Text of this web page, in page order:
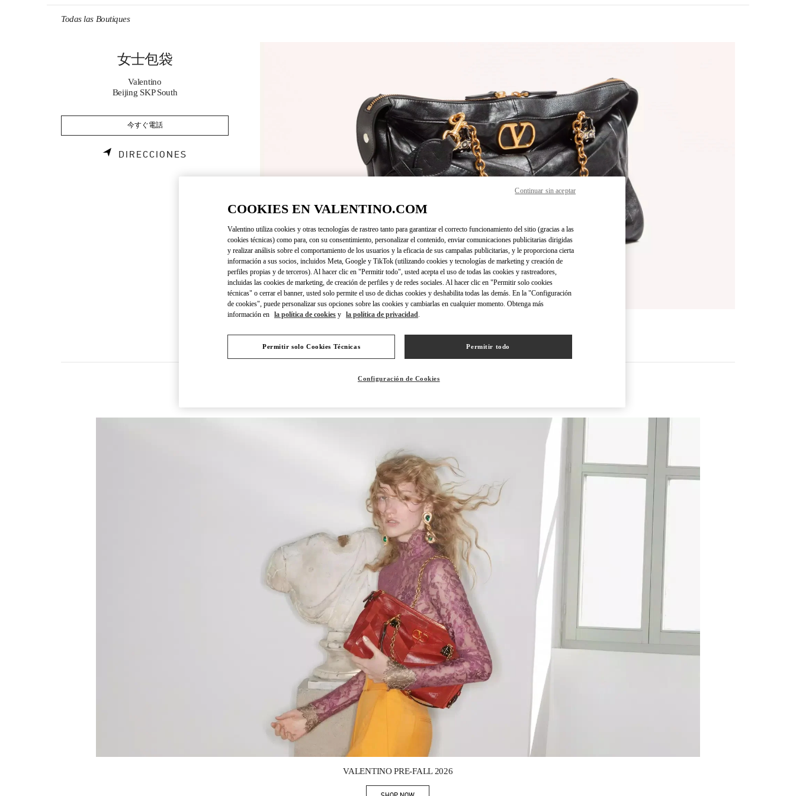
Todas las Boutiques
女士包袋
Valentino
Beijing SKP South
今すぐ電話
DIRECCIONES
Link Opens in New Tab
VALENTINO PRE-FALL 2026
COOKIES EN VALENTINO.COM
Valentino utiliza cookies y otras tecnologías de rastreo tanto para garantizar el correcto funcionamiento del sitio (gracias a las
cookies técnicas) como para, con su consentimiento, personalizar el contenido, enviar comunicaciones publicitarias dirigidas
y realizar análisis sobre el comportamiento de los usuarios y la eficacia de sus campañas publicitarias, y le proporciona cierta
información a sus socios, incluidos Meta, Google y TikTok (utilizando cookies y tecnologías de marketing y creación de
perfiles propias y de terceros). Al hacer clic en "Permitir todo", usted acepta el uso de todas las cookies y rastreadores,
incluidas las cookies de marketing, de creación de perfiles y de redes sociales. Al hacer clic en "Permitir solo cookies
técnicas" o cerrar el banner, usted solo permite el uso de dichas cookies y deshabilita todas las demás. En la "Configuración
de cookies", puede personalizar sus opciones sobre las cookies y cambiarlas en cualquier momento. Obtenga más
información en la política de cookies y la política de privacidad
Permitir solo Cookies Técnicas Permitir todo
Configuración de Cookies
Continuar sin aceptar